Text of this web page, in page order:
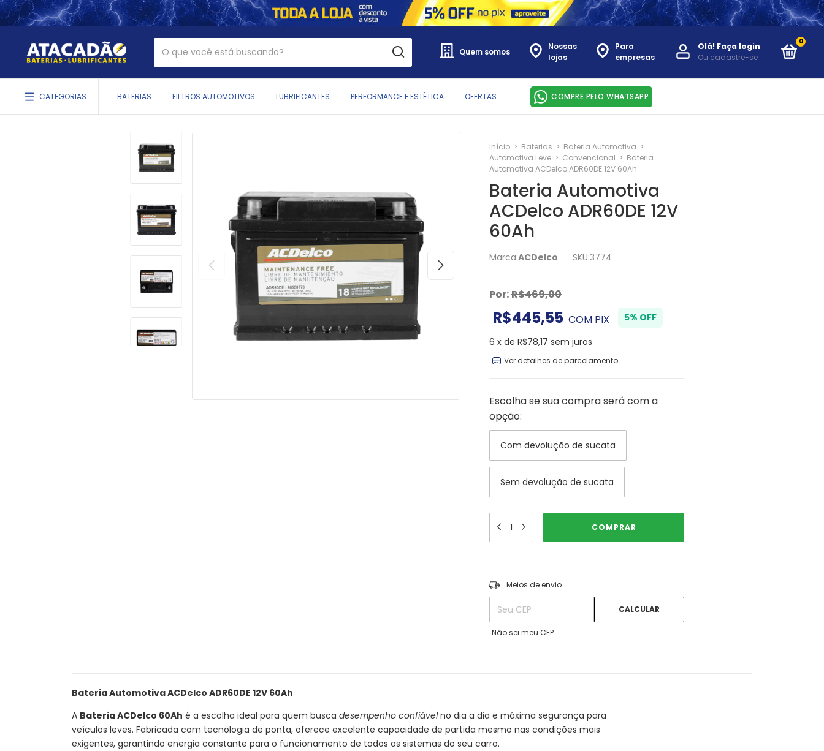
Quem somos
Nossas
lojas
Para
empresas
Olá! Faça login
Ou cadastre-se
0
CATEGORIAS BATERIAS FILTROS AUTOMOTIVOS LUBRIFICANTES PERFORMANCE E ESTÉTICA OFERTAS COMPRE PELO WHATSAPP
Início > Baterias > Bateria Automotiva >
Automotiva Leve > Convencional > Bateria
Automotiva ACDelco ADR60DE 12V 60Ah
Bateria Automotiva
ACDelco ADR60DE 12V
60Ah
Marca:ACDelco SKU:3774
Por:R$469,00
R$445,55 COM PIX
5% OFF
6 x de R$78,17 sem juros
Ver detalhes de parcelamento
Escolha se sua compra será com a
opção:
Com devolução de sucata
Sem devolução de sucata
Entregas para o CEP:
Meios de envio
CALCULAR
Não sei meu CEP
Bateria Automotiva ACDelco ADR60DE 12V 60Ah
A Bateria ACDelco 60Ah é a escolha ideal para quem busca desempenho confiávelno dia a dia e máxima segurança para
veículos leves. Fabricada com tecnologia de ponta, oferece excelente capacidade de partida mesmo nas condições mais
exigentes, garantindo energia constante para o funcionamento de todos os sistemas do seu carro.